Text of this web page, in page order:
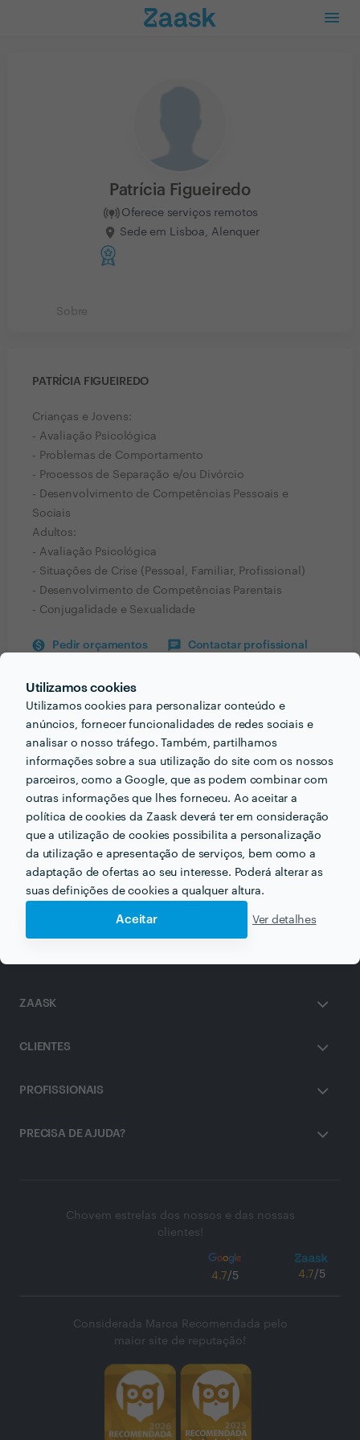
Utilizamos cookies
Utilizamos cookies para personalizar conteúdo e
anúncios, fornecer funcionalidades de redes sociais e
analisar o nosso tráfego. Também, partilhamos
informações sobre a sua utilização do site com os nossos
parceiros, como a Google, que as podem combinar com
outras informações que lhes forneceu. Ao aceitar a
política de cookies da Zaask deverá ter em consideração
que a utilização de cookies possibilita a personalização
da utilização e apresentação de serviços, bem como a
adaptação de ofertas ao seu interesse. Poderá alterar as
suas definições de cookies a qualquer altura.
Aceitar Ver detalhes
Patrícia Figueiredo
Oferece serviços remotos
Sede em Lisboa, Alenquer
Sobre
PATRÍCIA FIGUEIREDO
Crianças e Jovens:
- Avaliação Psicológica
- Problemas de Comportamento
- Processos de Separação e/ou Divórcio
- Desenvolvimento de Competências Pessoais e
Sociais
Adultos:
- Avaliação Psicológica
- Situações de Crise (Pessoal, Familiar, Profissional)
- Desenvolvimento de Competências Parentais
- Conjugalidade e Sexualidade
Pedir orçamentos Contactar profissional
Informação validada
email Endereço de e-mail
Receba várias propostas de profissionais como
Patrícia Figueiredo em poucas horas.
ZAASK
CLIENTES
PROFISSIONAIS
PRECISA DE AJUDA?
Chovem estrelas dos nossos e das nossas
clientes!
4.7/5 4.7/5
Considerada Marca Recomendada pelo
maior site de reputação!